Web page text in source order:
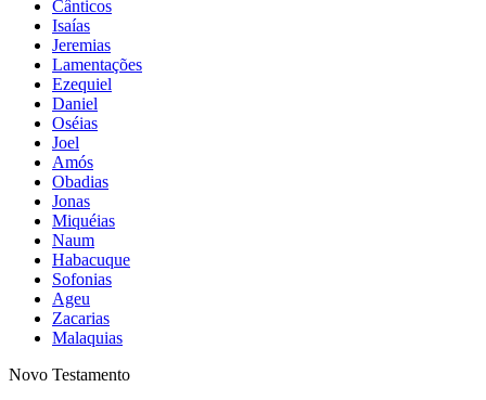
Cânticos
Isaías
Jeremias
Lamentações
Ezequiel
Daniel
Oséias
Joel
Amós
Obadias
Jonas
Miquéias
Naum
Habacuque
Sofonias
Ageu
Zacarias
Malaquias
Novo Testamento